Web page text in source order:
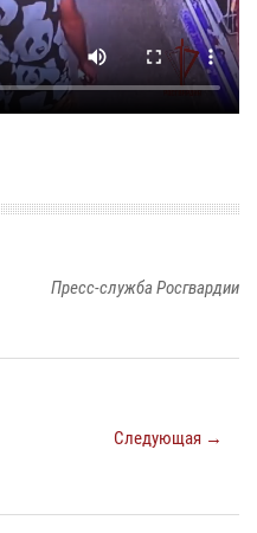
Пресс-служба Росгвардии
Следующая →